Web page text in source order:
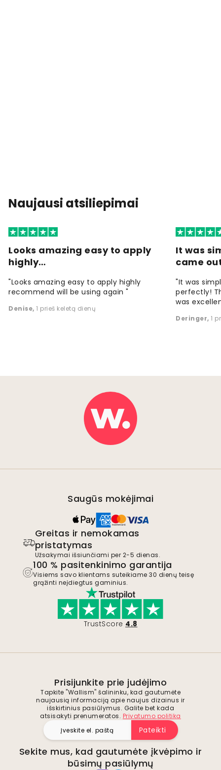
Naujausi atsiliepimai
Looks amazing easy to apply
highly…
"Looks amazing easy to apply highly
recommend will be using again "
Denise, 1 prieš keletą dienų
It was
came
"It was
perfectly!
was
Deringer, 1
Saugūs mokėjimai
Greitas ir nemokamas
pristatymas
Užsakymai išsiunčiami per 2-5 dienas.
100 % pasitenkinimo garantija
Visiems savo klientams suteikiame 30 dienų teisę
grąžinti neįdiegtus gaminius.
TrustScore 4.8
Prisijunkite prie judėjimo
Tapkite "Wallism" šalininku, kad gautumėte
naujausią informaciją apie naujus dizainus ir
išskirtinius pasiūlymus. Galite bet kada
atsisakyti prenumeratos. Privatumo politika
Pateikti
Sekite mus, kad gautumėte įkvėpimo ir
būsimų pasiūlymų